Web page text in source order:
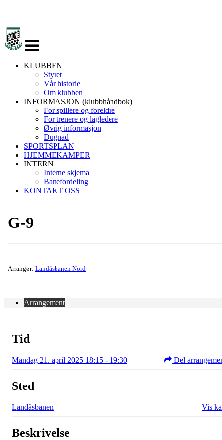
navigasjon
KLUBBEN
Styret
Vår historie
Om klubben
INFORMASJON (klubbhåndbok)
For spillere og foreldre
For trenere og lagledere
Øvrig informasjon
Dugnad
SPORTSPLAN
HJEMMEKAMPER
INTERN
Interne skjema
Banefordeling
KONTAKT OSS
G-9
Arrangør: Landåsbanen Nord
Arrangement
Tid
Mandag 21. april 2025 18:15 - 19:30 Del
Sted
Landåsbanen Vis
Beskrivelse